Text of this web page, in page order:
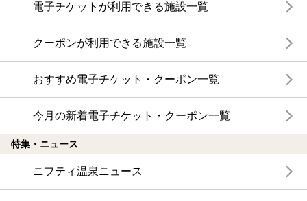
電子チケットが利用できる施設一覧
クーポンが利用できる施設一覧
おすすめ電子チケット・クーポン一覧
今月の新着電子チケット・クーポン一覧
特集・ニュース
ニフティ温泉ニュース